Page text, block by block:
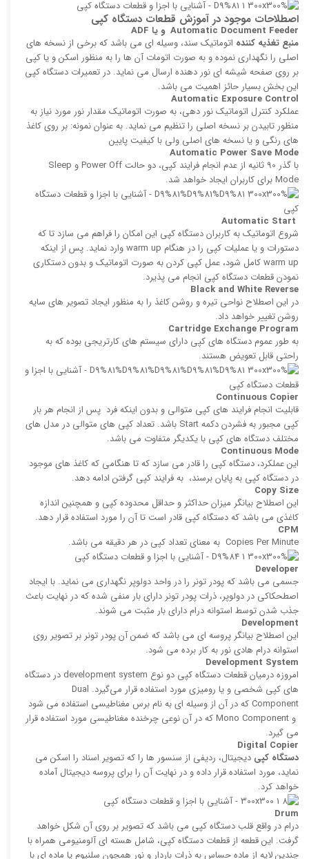
اصطلاحات موجود در آموزش قطعات دستگاه کپی
Automatic Document Feeder و یا ADF
منبع تغذیه‌ كننده اتوماتیک سند، وسیله‌ ای می باشد كه برخی از نسخه ‌های
اصلی را نگهداری نموده و به صورت اتومات آن ها را به منظور اسكن و یا كپی
بر روی صفحه شیشه ای نور‌ دهنده ارسال می نماید. در تعمیرات دستگاه کپی
این بخش بسیار حائز اهمیت می باشد.
Automatic Exposure Control
عملكرد كنترل اتوماتیک نور دهی، به صورت اتوماتیک مقدار نور مورد نیاز به
منظور تابیدن بر نسخه اصلی را تنظیم می نماید. به عنوان نمونه: بر روی كاغذ
های رنگی و یا نسخه‌ های اصلی ولی با كیفیت پایین
Automatic Power Save Mode
با گذر 90 ثانیه از عدم انجام فرایند كپی، دو حالت Power Off و Sleep
Mode برای كاربران ایجاد خواهد شد.
شروع اتوماتیک به كاربران دستگاه کپی این امكان را فراهم می سازد تا كه
دستورات و یا عملیات كپی را در هنگام warm up وارد نماید. پس از اینكه
warm up كامل شود، عمل كپی كردن به صورت اتوماتیک و بدون دستکاری
نمودن قطعات دستگاه کپی انجام می پذیرد.
Black and White Reverse
در این اصطلاح نواحی تیره و روشن کاغذ را به منظور ایجاد تصویر های سایه
روشن تغییر خواهد داد.
Cartridge Exchange Program
به طور عموم دستگاه های کپی دارای سیستم های كارتریجی بوده كه به
راحتی قابل تعویض هستند.
Continuous Copier
قابلیت انجام فرایند های كپی‌ متوالی و بدون اینكه فرد پس از انجام هر بار
كپی مجبور به فشردن دكمه Start باشد. تعداد كپی‌ های متوالی در مدل های
مختلف دستگاه های کپی با یکدیگر متفاوت می باشد.
Continuous Mode
این عملکرد، دستگاه کپی را قادر می ‌سازد که تا هنگامی كه كاغذ های موجود
در دستگاه کپی به پایان برسند، به فرایند كپی گرفتن ادامه دهد.
Copy Size
این اصطلاح بیانگر میزان حداكثر و حداقل محدوده كپی و همچنین اندازه
كاغذی می باشد كه دستگاه كپی قادر است تا آن را مورد استفاده قرار دهد.
CPM
‍Copies Per Minute به معنای تعداد كپی در هر دقیقه می باشد.
Developer
جسمی می باشد كه پودر تونر را در واحد دولوپر نگهداری می نماید. با ایجاد
اصطحکاکی در دولوپر، ذرات پودر تونر دارای بار منفی شده كه در نهایت باعث
جذب شدن توسط استوانه درام دارای بار مثبت می ‌شوند.
Development
این اصطلاح بیانگر پروسه ‌ای می باشد كه ضمن آن پودر تونر بر تصویر روی
استوانه درام هادی نور به كار‌ برده می ‌شود.
Development System
امروزه درمیان قطعات دستگاه کپی دو نوع development system در دستگاه
های کپی شخصی و یا رومیزی مورد استفاده قرار می‌گیرد. Dual
Component كه در آن از وسیله ای به نام برس مغناطیسی استفاده می‌ شود
و Mono Component كه در آن نوعی چرخنده مغناطیسی مورد استفاده قرار
می گیرد.
Digital Copier
دستگاه کپی دیجیتال، ردیفی از سنسور ها را كه تصویر اسناد را اسكن می
نماید، مورد استفاده قرار داده و در نهایت آن را برای پروسه دیجیتال آماده
خواهد کرد.
Drum
درام در واقع قلب دستگاه كپی می‌ باشد كه تصویر بر روی آن شكل خواهد
گرفت. این قطعه از قطعات دستگاه کپی، شامل هسته ای آلومنیومی همراه با
چندین لایه از ماده حساس به ذرات باردار و نور همچون سلنیوم یا ماده ای با